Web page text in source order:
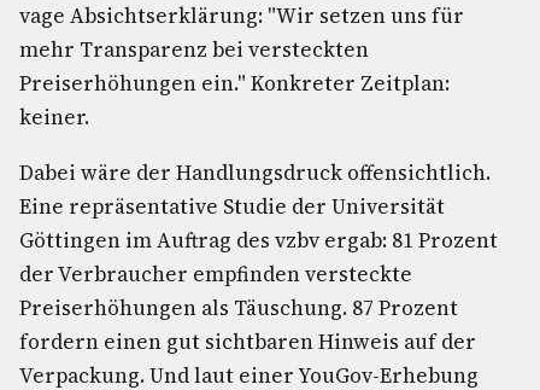
vage Absichtserklärung: "Wir setzen uns für
mehr Transparenz bei versteckten
Preiserhöhungen ein." Konkreter Zeitplan:
keiner.
Dabei wäre der Handlungsdruck offensichtlich.
Eine repräsentative Studie der Universität
Göttingen im Auftrag des vzbv ergab: 81 Prozent
der Verbraucher empfinden versteckte
Preiserhöhungen als Täuschung. 87 Prozent
fordern einen gut sichtbaren Hinweis auf der
Verpackung. Und laut einer YouGov-Erhebung